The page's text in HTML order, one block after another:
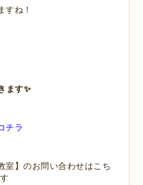
ね！
ます✨
チラ
室】のお問い合わせはこち